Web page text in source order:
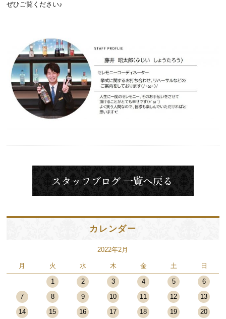
ぜひご覧ください♪
カレンダー
2022年2月
月 火 水 木 金 土 日
1 2 3 4 5
6
7
8 9 10 11 12
13
14
15 16 17 18 19 20